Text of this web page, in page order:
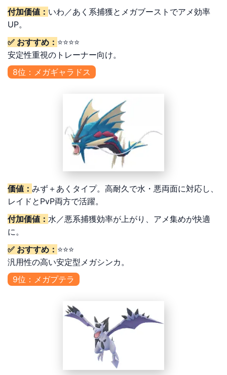
付加価値： いわ／あく系捕獲とメガブーストでアメ効率
UP。
✅ おすすめ： ⭐⭐⭐⭐
安定性重視のトレーナー向け。
8位：メガギャラドス
価値： みず＋あくタイプ。高耐久で水・悪両面に対応し、
レイドとPvP両方で活躍。
付加価値： 水／悪系捕獲効率が上がり、アメ集めが快適
に。
✅ おすすめ： ⭐⭐⭐
汎用性の高い安定型メガシンカ。
9位：メガプテラ